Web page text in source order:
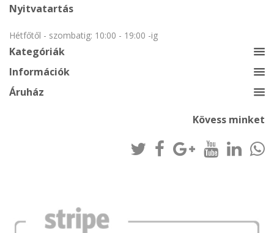
Nyitvatartás
Hétfőtől - szombatig: 10:00 - 19:00 -ig
Kategóriák
Információk
Áruház
Kövess minket